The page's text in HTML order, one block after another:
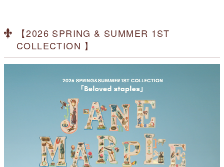
【2026 SPRING & SUMMER 1ST
COLLECTION 】